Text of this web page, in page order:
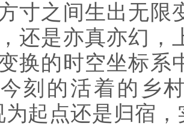
寸之间生出无限
还是亦真亦幻，
换的时空坐标系
刻的活着的乡
为起点还是归宿